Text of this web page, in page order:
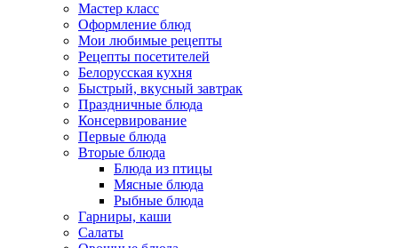
Мастер класс
Оформление блюд
Мои любимые рецепты
Рецепты посетителей
Белорусская кухня
Быстрый, вкусный завтрак
Праздничные блюда
Консервирование
Первые блюда
Вторые блюда
Блюда из птицы
Мясные блюда
Рыбные блюда
Гарниры, каши
Салаты